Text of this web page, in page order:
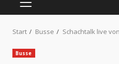
PRIMÄRES
Start Busse Schachtalk live
Busse